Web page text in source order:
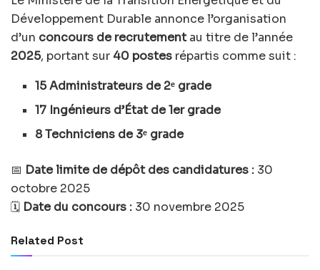
Développement Durable annonce l’organisation
d’un concours de recrutementau titre de l’année
2025, portant sur 40 postes répartis comme suit :
15 Administrateurs de 2ᵉ grade
17 Ingénieurs d’État de 1er grade
8 Techniciens de 3ᵉ grade
📅 Date limite de dépôt des candidatures : 30
octobre 2025
🗓️ Date du concours : 30 novembre 2025
Related Post